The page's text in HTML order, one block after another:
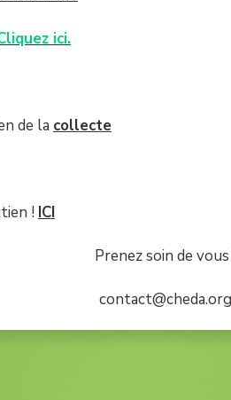
ici.
de la collecte
! ICI
Prenez soin de vous
contact@cheda.org